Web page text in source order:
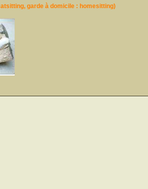
garde à domicile : homesitting)